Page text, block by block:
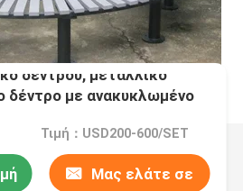
δέντρου, μεταλλικό
δέντρο με ανακυκλωμένο
Τιμή：USD200-600/SET
Μας ελάτε σε